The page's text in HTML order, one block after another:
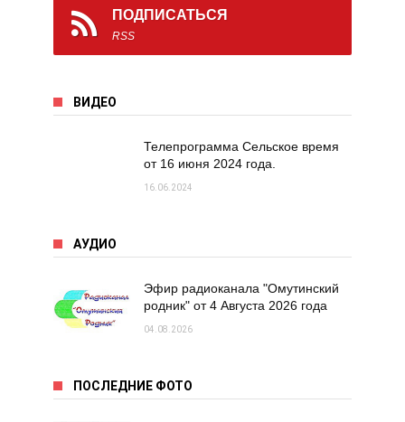
ПОДПИСАТЬСЯ
RSS
ВИДЕО
Телепрограмма Сельское время
от 16 июня 2024 года.
16.06.2024
АУДИО
Эфир радиоканала "Омутинский
родник" от 4 Августа 2026 года
04.08.2026
ПОСЛЕДНИЕ ФОТО